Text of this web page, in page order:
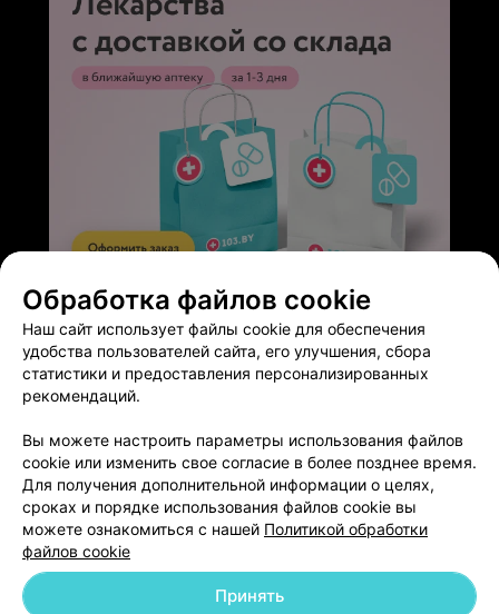
ЭФФЕКТИВНАЯ РЕКЛАМА НА САЙТЕ
Добавить компанию
Добавить специалиста
Обработка файлов cookie
Наш сайт использует файлы cookie для обеспечения
удобства пользователей сайта, его улучшения, сбора
статистики и предоставления персонализированных
рекомендаций.
Вы можете настроить параметры использования файлов
cookie или изменить свое согласие в более позднее время.
Для получения дополнительной информации о целях,
сроках и порядке использования файлов cookie вы
можете ознакомиться с нашей Политикой обработки
файлов cookie
Принять